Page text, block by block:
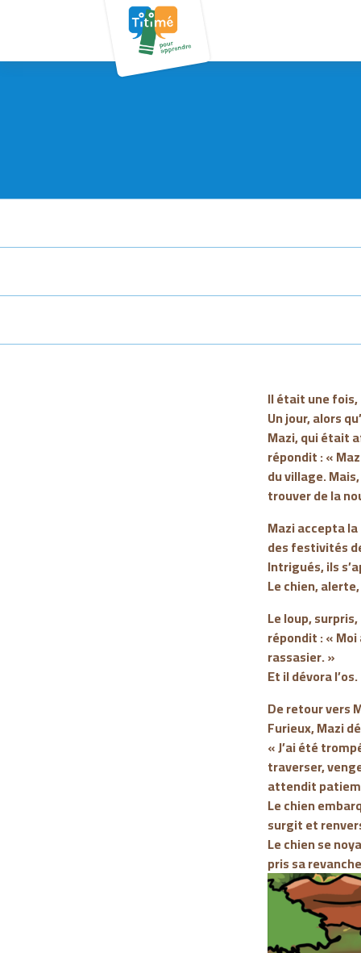
Il était une
Un jour, alors
Mazi, qui était
répondit : «
du village.
trouver de la
Mazi accepta
des festivités
Intrigués, ils
Le chien,
Le loup,
répondit : «
rassasier. »
Et il dévora l’os.
De retour vers
Furieux, Mazi
« J’ai été
traverser,
attendit
Le chien
surgit et
Le chien se
pris sa